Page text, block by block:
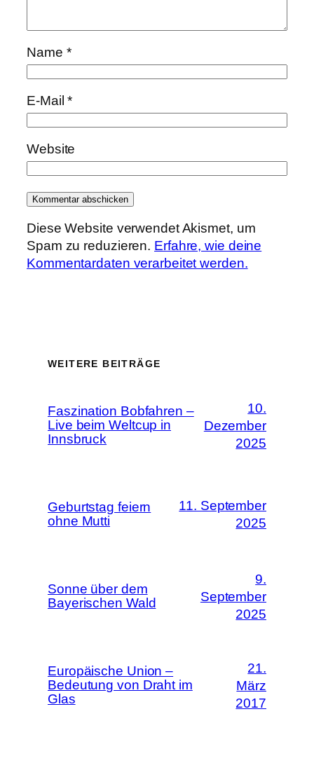
Name *
E-Mail*
Website
Diese Website verwendet Akismet, um
Spam zu reduzieren. Erfahre, wie deine
Kommentardaten verarbeitet werden.
WEITERE BEITRÄGE
Faszination Bobfahren –
Live beim Weltcup in
Innsbruck
10.
Dezember
2025
Geburtstag feiern
ohne Mutti
11. September
2025
Sonne über dem
Bayerischen Wald
9.
September
2025
Europäische Union –
Bedeutung von Draht im
Glas
21.
März
2017